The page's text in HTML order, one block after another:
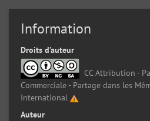
Information
Droits d’auteur
CC Attribution -
Commerciale - Partage dans les
International
Auteur